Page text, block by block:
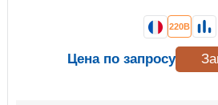
220В
Цена по запросу